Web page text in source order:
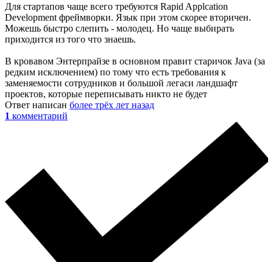
Для стартапов чаще всего требуются Rapid Applcation
Development фреймворки. Язык при этом скорее вторичен.
Можешь быстро слепить - молодец. Но чаще выбирать
приходится из того что знаешь.
В кровавом Энтерпрайзе в основном правит старичок Java (за
редким исключением) по тому что есть требования к
заменяемости сотрудников и большой легаси ландшафт
проектов, которые переписывать никто не будет
Ответ написан более трёх лет назад
1 комментарий